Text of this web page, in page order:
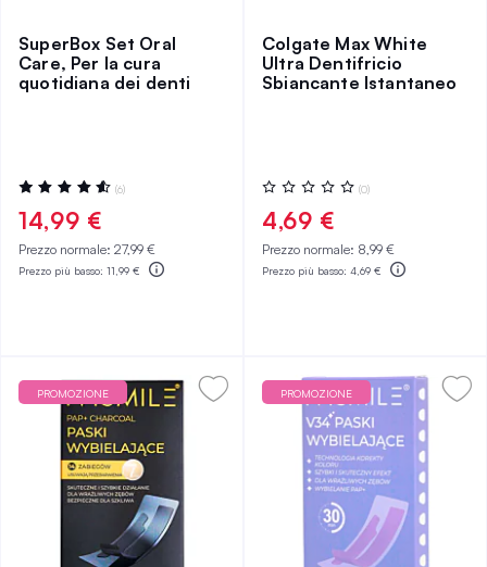
SuperBox Set Oral
Care, Per la cura
quotidiana dei denti
Valutazione:
93%
(6)
14,99 €
Prezzo normale: 27,99 €
Prezzo più basso: 11,99 €
Colgate Max White
Ultra Dentifricio
Sbiancante Istantaneo
Valutazione:
0%
(0)
4,69 €
Prezzo normale: 8,99 €
Prezzo più basso: 4,69 €
PROMOZIONE PROMOZIONE